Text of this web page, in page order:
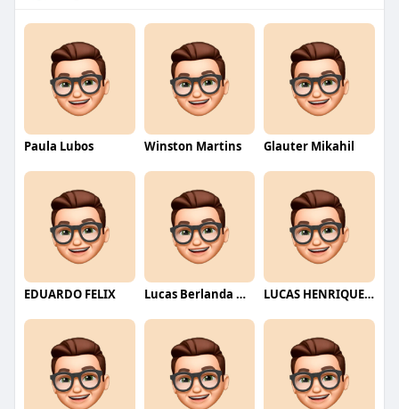
Paula Lubos Winston Martins Glauter Mikahil
EDUARDO FELIX Lucas Berlanda Moraes LUCAS HENRIQUE RIBEIRO